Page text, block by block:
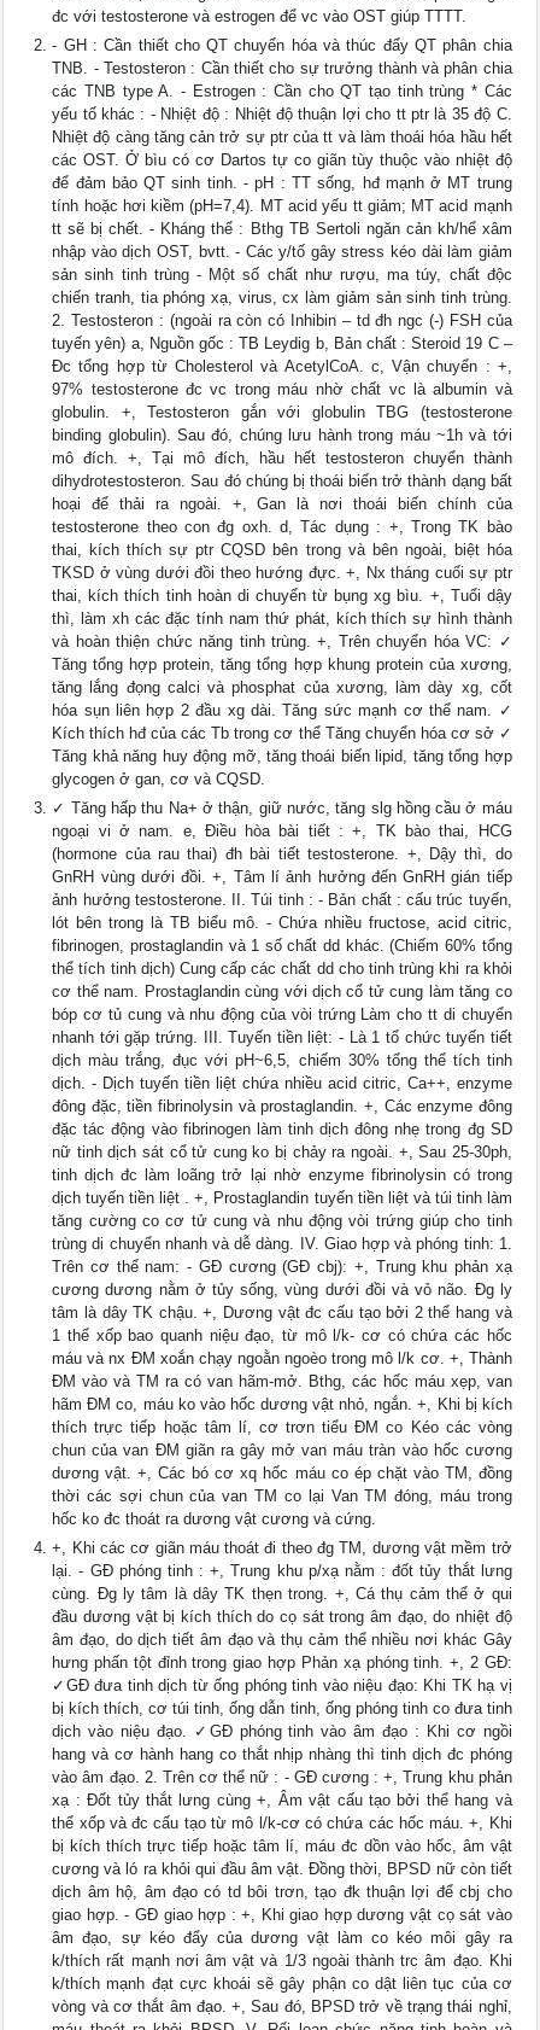
đc với testosterone và estrogen để vc vào OST giúp TTTT.
- GH : Cần thiết cho QT chuyển hóa và thúc đẩy QT phân chia
TNB. - Testosteron : Cần thiết cho sự trưởng thành và phân chia
các TNB type A. - Estrogen : Cần cho QT tạo tinh trùng * Các
yếu tố khác : - Nhiệt độ : Nhiệt độ thuận lợi cho tt ptr là 35 độ C.
Nhiệt độ càng tăng cản trở sự ptr của tt và làm thoái hóa hầu hết
các OST. Ở bìu có cơ Dartos tự co giãn tùy thuộc vào nhiệt độ
để đảm bảo QT sinh tinh. - pH : TT sống, hđ mạnh ở MT trung
tính hoặc hơi kiềm (pH=7,4). MT acid yếu tt giảm; MT acid mạnh
tt sẽ bị chết. - Kháng thể : Bthg TB Sertoli ngăn cản kh/hể xâm
nhập vào dịch OST, bvtt. - Các y/tố gây stress kéo dài làm giảm
sản sinh tinh trùng - Một số chất như rượu, ma túy, chất độc
chiến tranh, tia phóng xạ, virus, cx làm giảm sản sinh tinh trùng.
2. Testosteron : (ngoài ra còn có Inhibin – td đh ngc (-) FSH của
tuyến yên) a, Nguồn gốc : TB Leydig b, Bản chất : Steroid 19 C –
Đc tổng hợp từ Cholesterol và AcetylCoA. c, Vận chuyển : +,
97% testosterone đc vc trong máu nhờ chất vc là albumin và
globulin. +, Testosteron gắn với globulin TBG (testosterone
binding globulin). Sau đó, chúng lưu hành trong máu ~1h và tới
mô đích. +, Tại mô đích, hầu hết testosteron chuyển thành
dihydrotestosteron. Sau đó chúng bị thoái biến trở thành dạng bất
hoại để thải ra ngoài. +, Gan là nơi thoái biến chính của
testosterone theo con đg oxh. d, Tác dụng : +, Trong TK bào
thai, kích thích sự ptr CQSD bên trong và bên ngoài, biệt hóa
TKSD ở vùng dưới đồi theo hướng đực. +, Nx tháng cuối sự ptr
thai, kích thích tinh hoàn di chuyển từ bụng xg bìu. +, Tuổi dậy
thì, làm xh các đặc tính nam thứ phát, kích thích sự hình thành
và hoàn thiện chức năng tinh trùng. +, Trên chuyển hóa VC: ✓
Tăng tổng hợp protein, tăng tổng hợp khung protein của xương,
tăng lắng đọng calci và phosphat của xương, làm dày xg, cốt
hóa sụn liên hợp 2 đầu xg dài. Tăng sức mạnh cơ thể nam. ✓
Kích thích hđ của các Tb trong cơ thể Tăng chuyển hóa cơ sở ✓
Tăng khả năng huy động mỡ, tăng thoái biến lipid, tăng tổng hợp
glycogen ở gan, cơ và CQSD.
✓ Tăng hấp thu Na+ ở thận, giữ nước, tăng slg hồng cầu ở máu
ngoại vi ở nam. e, Điều hòa bài tiết : +, TK bào thai, HCG
(hormone của rau thai) đh bài tiết testosterone. +, Dậy thì, do
GnRH vùng dưới đồi. +, Tâm lí ảnh hưởng đến GnRH gián tiếp
ảnh hưởng testosterone. II. Túi tinh : - Bản chất : cấu trúc tuyến,
lót bên trong là TB biểu mô. - Chứa nhiều fructose, acid citric,
fibrinogen, prostaglandin và 1 số chất dd khác. (Chiếm 60% tổng
thể tích tinh dịch) Cung cấp các chất dd cho tinh trùng khi ra khỏi
cơ thể nam. Prostaglandin cùng với dịch cổ tử cung làm tăng co
bóp cơ tủ cung và nhu động của vòi trứng Làm cho tt di chuyển
nhanh tới gặp trứng. III. Tuyến tiền liệt: - Là 1 tổ chức tuyến tiết
dịch màu trắng, đục với pH~6,5, chiếm 30% tổng thể tích tinh
dịch. - Dịch tuyến tiền liệt chứa nhiều acid citric, Ca++, enzyme
đông đặc, tiền fibrinolysin và prostaglandin. +, Các enzyme đông
đặc tác động vào fibrinogen làm tinh dịch đông nhẹ trong đg SD
nữ tinh dịch sát cổ tử cung ko bị chảy ra ngoài. +, Sau 25-30ph,
tinh dịch đc làm loãng trở lại nhờ enzyme fibrinolysin có trong
dịch tuyến tiền liệt . +, Prostaglandin tuyến tiền liệt và túi tinh làm
tăng cường co cơ tử cung và nhu động vòi trứng giúp cho tinh
trùng di chuyển nhanh và dễ dàng. IV. Giao hợp và phóng tinh: 1.
Trên cơ thể nam: - GĐ cương (GĐ cbj): +, Trung khu phản xạ
cương dương nằm ở tủy sống, vùng dưới đồi và vỏ não. Đg ly
tâm là dây TK chậu. +, Dương vật đc cấu tạo bởi 2 thể hang và
1 thể xốp bao quanh niệu đạo, từ mô l/k- cơ có chứa các hốc
máu và nx ĐM xoắn chạy ngoằn ngoèo trong mô l/k cơ. +, Thành
ĐM vào và TM ra có van hãm-mở. Bthg, các hốc máu xẹp, van
hãm ĐM co, máu ko vào hốc dương vật nhỏ, ngắn. +, Khi bị kích
thích trực tiếp hoặc tâm lí, cơ trơn tiểu ĐM co Kéo các vòng
chun của van ĐM giãn ra gây mở van máu tràn vào hốc cương
dương vật. +, Các bó cơ xq hốc máu co ép chặt vào TM, đồng
thời các sợi chun của van TM co lại Van TM đóng, máu trong
hốc ko đc thoát ra dương vật cương và cứng.
+, Khi các cơ giãn máu thoát đi theo đg TM, dương vật mềm trở
lại. - GĐ phóng tinh : +, Trung khu p/xạ nằm : đốt tủy thắt lưng
cùng. Đg ly tâm là dây TK thẹn trong. +, Cá thụ cảm thể ở qui
đầu dương vật bị kích thích do cọ sát trong âm đạo, do nhiệt độ
âm đạo, do dịch tiết âm đạo và thụ cảm thể nhiều nơi khác Gây
hưng phấn tột đỉnh trong giao hợp Phản xạ phóng tinh. +, 2 GĐ:
✓GĐ đưa tinh dịch từ ống phóng tinh vào niệu đạo: Khi TK hạ vị
bị kích thích, cơ túi tinh, ống dẫn tinh, ống phóng tinh co đưa tinh
dịch vào niệu đạo. ✓GĐ phóng tinh vào âm đạo : Khi cơ ngồi
hang và cơ hành hang co thắt nhịp nhàng thì tinh dịch đc phóng
vào âm đạo. 2. Trên cơ thể nữ : - GĐ cương : +, Trung khu phản
xạ : Đốt tủy thắt lưng cùng +, Âm vật cấu tạo bởi thể hang và
thể xốp và đc cấu tạo từ mô l/k-cơ có chứa các hốc máu. +, Khi
bị kích thích trực tiếp hoặc tâm lí, máu đc dồn vào hốc, âm vật
cương và ló ra khỏi qui đầu âm vật. Đồng thời, BPSD nữ còn tiết
dịch âm hộ, âm đạo có td bôi trơn, tạo đk thuận lợi để cbj cho
giao hợp. - GĐ giao hợp : +, Khi giao hợp dương vật cọ sát vào
âm đạo, sự kéo đẩy của dương vật làm co kéo môi gây ra
k/thích rất mạnh nơi âm vật và 1/3 ngoài thành trc âm đạo. Khi
k/thích mạnh đạt cực khoái sẽ gây phận co dật liên tục của cơ
vòng và cơ thắt âm đạo. +, Sau đó, BPSD trở về trạng thái nghỉ,